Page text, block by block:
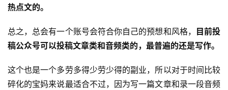
热点文的。
总之，总会有一个账号会符合你自己的预想和风格，
目前投
稿公众号可以投稿文章类和音频类的，最普遍的还是写作。
这个也是一个多劳多得少劳少得的副业，所以对于时间比较
碎化的宝妈来说最适合不过，因为写一篇文章和录一段音频